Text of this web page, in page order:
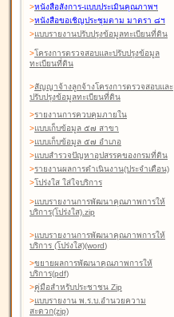
>หนังสือสังการ-แบบประเมินคุณภาพฯ
>หนังสือขอเชิญประชุมตาม มาตรา ๘ฯ
>แบบรายงานปรับปรุงข้อมูลทะเบียนที่ดิน
>โครงการตรวจสอบและปรับปรุงข้อมูล
ทะเบียนที่ดิน
>สัญญาจ้างลูกจ้างโครงการตรวจสอบและ
ปรับปรุงข้อมูลทะเบียนที่ดิน
>รายงานการควบคุมภายใน
>แบบเก็บข้อมูล ๕๗ สาขา
>แบบเก็บข้อมูล ๕๗ อำเภอ
>แบบสำรวจปัญหาอุปสรรคของกรมที่ดิน
>รายงานผลการดำเนินงาน(ประจำเดือน)
>โปร่งใส ใส่ใจบริการ
>แบบรายงานการพัฒนาคุณภาพการให้
บริการ(โปร่งใส).zip
>แบบรายงานการพัฒนาคุณภาพการให้
บริการ (โปร่งใส)(word)
>ขยายผลการพัฒนาคุณภาพการให้
บริการ(pdf)
>คู่มือสำหรับประชาชน Zip
>แบบรายงาน พ.ร.บ.อำนวยความ
สะดวก(zip)